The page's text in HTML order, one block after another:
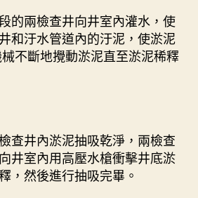
兩檢查井向井室內灌水，使
和汙水管道內的汙泥，使淤泥
不斷地攪動淤泥直至淤泥稀釋
井內淤泥抽吸乾淨，兩檢查
井室內用高壓水槍衝擊井底淤
，然後進行抽吸完畢。